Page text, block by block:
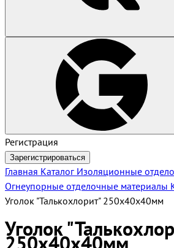
Регистрация
Зарегистрироваться
Главная Каталог Изоляционные
Огнеупорные отделочные материалы
Уголок "Талькохлорит" 250х40х40мм
Уголок